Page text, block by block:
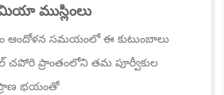
ముస్లింలు
ఆందోళన సమయంలో ఈ కుటుంబాలు
ప్రాంతంలోని తమ పూర్వీకుల
భయంతో